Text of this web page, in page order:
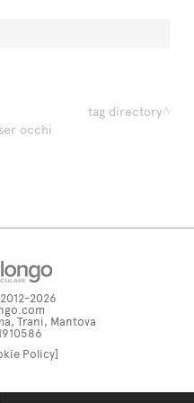
occhi
tag directory
2026
Trani, Mantova
Policy]